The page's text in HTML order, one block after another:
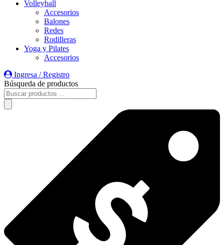
Volleyball
Accesorios
Balones
Redes
Rodilleras
Yoga y Pilates
Accesorios
Ingresa / Registro
Búsqueda de productos